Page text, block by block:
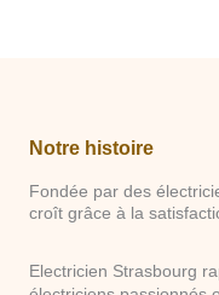
Notre histoire
Fondée par des
croît grâce à la
Electricien Strasbourg